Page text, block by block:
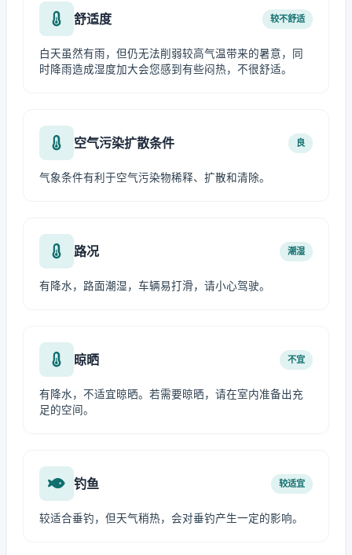
舒适度 较不舒适
白天虽然有雨，但仍无法削弱较高气温带来的暑意，同
时降雨造成湿度加大会您感到有些闷热，不很舒适。
空气污染扩散条件 良
气象条件有利于空气污染物稀释、扩散和清除。
路况 潮湿
有降水，路面潮湿，车辆易打滑，请小心驾驶。
晾晒 不宜
有降水，不适宜晾晒。若需要晾晒，请在室内准备出充
足的空间。
钓鱼 较适宜
较适合垂钓，但天气稍热，会对垂钓产生一定的影响。